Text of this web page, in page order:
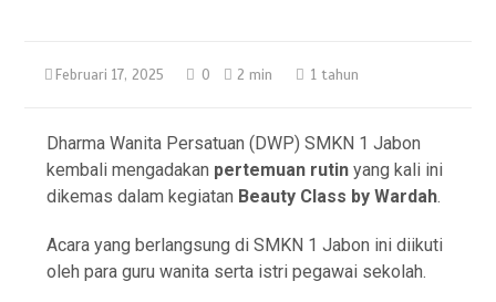
Februari 17, 2025 0 2 min 1 tahun
Dharma Wanita Persatuan (DWP) SMKN 1 Jabon
kembali mengadakan pertemuan rutin yang kali ini
dikemas dalam kegiatan Beauty Class by Wardah.
Acara yang berlangsung di SMKN 1 Jabon ini diikuti
oleh para guru wanita serta istri pegawai sekolah.